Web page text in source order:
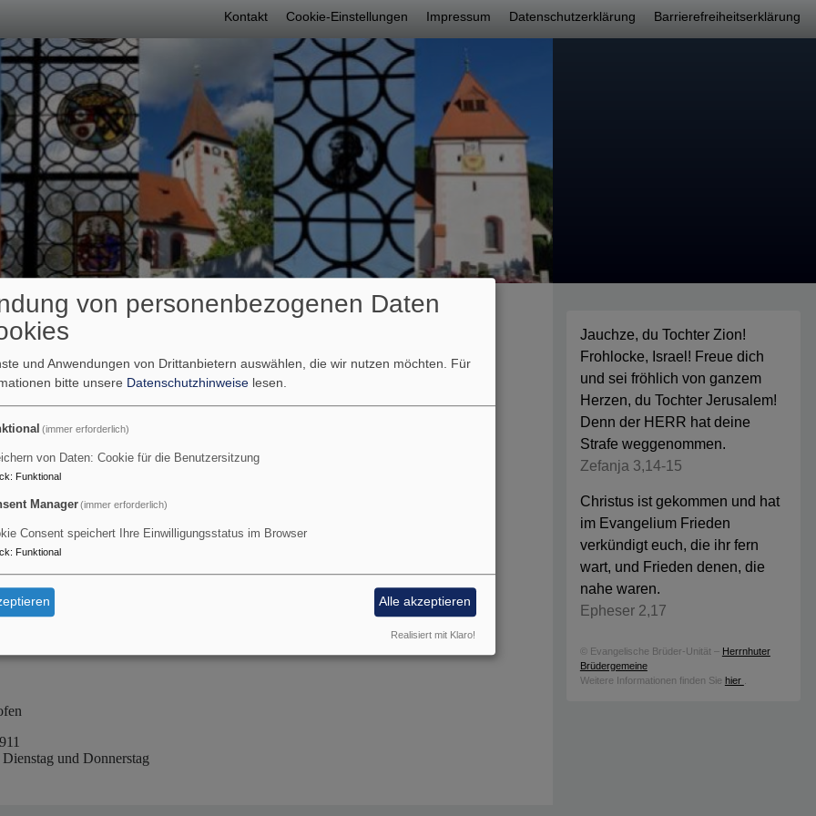
Fußbereichsmenü
Kontakt Cookie-Einstellungen Impressum Datenschutzerklärung Barrierefreiheitserklärung
im Überblick Pfarrer
Geschäftsführung
und Donnerstag
Jauchze, du Tochter Zion!
Frohlocke, Israel! Freue dich
und sei fröhlich von ganzem
Herzen, du Tochter Jerusalem!
Denn der HERR hat deine
Strafe weggenommen.
Zefanja 3,14-15
Christus ist gekommen und hat
im Evangelium Frieden
verkündigt euch, die ihr fern
wart, und Frieden denen, die
nahe waren.
Epheser 2,17
© Evangelische Brüder-Unität – Herrnhuter
Brüdergemeine
Weitere Informationen finden Sie hier
von personenbezogenen Daten
und Anwendungen von Drittanbietern auswählen, die wir nutzen möchten. Für
bitte unsere Datenschutzhinweise lesen.
(immer erforderlich)
von Daten: Cookie für die Benutzersitzung
: Funktional
Manager(immer erforderlich)
Consent speichert Ihre Einwilligungsstatus im Browser
: Funktional
Alle akzeptieren
Realisiert mit Klaro!